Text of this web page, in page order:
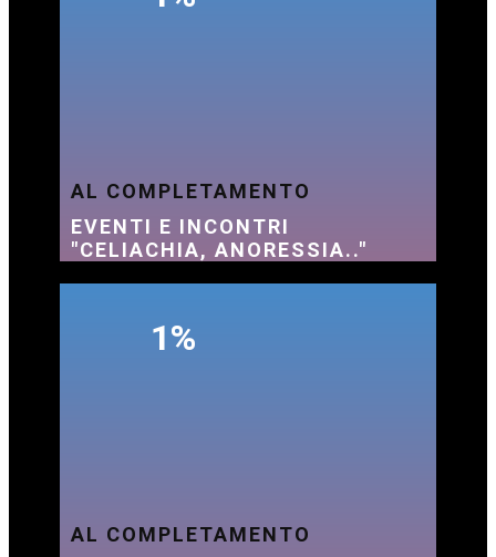
AL COMPLETAMENTO
EVENTI E INCONTRI
"CELIACHIA, ANORESSIA.."
1%
AL COMPLETAMENTO